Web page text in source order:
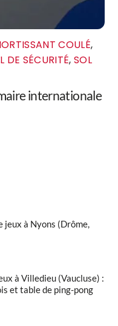
COULÉ,
DE SÉCURITÉ, SOL
internationale
jeux à Nyons (Drôme,
à Villedieu (Vaucluse) :
et table de ping-pong